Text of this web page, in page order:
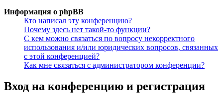
Информация о phpBB
Кто написал эту конференцию?
Почему здесь нет такой-то функции?
С кем можно связаться по вопросу некорректного
использования и/или юридических вопросов, связанных
с этой конференцией?
Как мне связаться с администратором конференции?
Вход на конференцию и регистрация